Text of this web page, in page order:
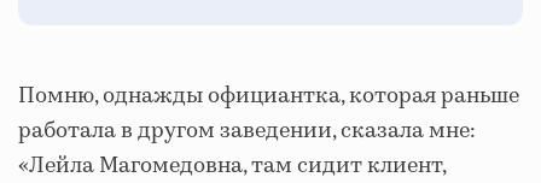
Помню, однажды официантка, которая раньше
работала в другом заведении, сказала мне:
«Лейла Магомедовна, там сидит клиент,